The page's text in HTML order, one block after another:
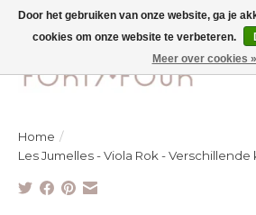
Ontdek de nieuwe najaarscollectie nu in de
Home /
Les Jumelles - Viola Rok -
Door het gebruiken van onze website, ga je
cookies om onze website te verbeteren.
Meer over cookies »